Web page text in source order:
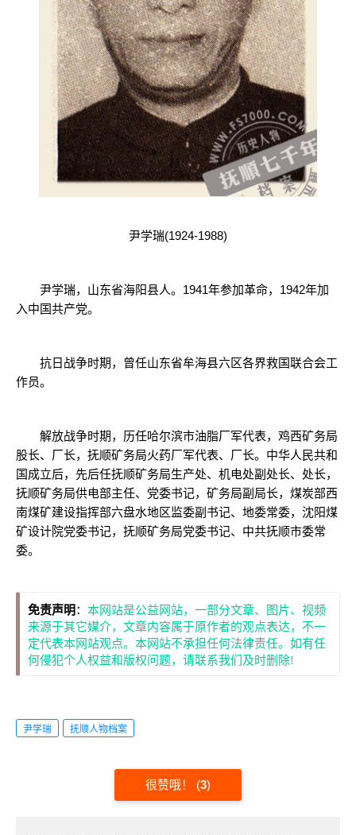
尹学瑞(1924-1988)
尹学瑞，山东省海阳县人。1941年参加革命，1942年加
入中国共产党。
抗日战争时期，曾任山东省牟海县六区各界救国联合会工
作员。
解放战争时期，历任哈尔滨市油脂厂军代表，鸡西矿务局
股长、厂长，抚顺矿务局火药厂军代表、厂长。中华人民共和
国成立后，先后任抚顺矿务局生产处、机电处副处长、处长，
抚顺矿务局供电部主任、党委书记，矿务局副局长，煤炭部西
南煤矿建设指挥部六盘水地区监委副书记、地委常委，沈阳煤
矿设计院党委书记，抚顺矿务局党委书记、中共抚顺市委常
委。
免责声明 ： 本网站是公益网站，一部分文章、图片、视频
来源于其它媒介，文章内容属于原作者的观点表达，不一
定代表本网站观点。本网站不承担任何法律责任。如有任
何侵犯个人权益和版权问题，请联系我们及时删除!
尹学瑞 抚顺人物档案
很赞哦！ (3)